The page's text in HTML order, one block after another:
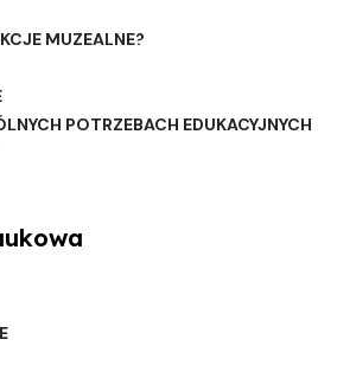
MUZEALNE?
POTRZEBACH EDUKACYJNYCH